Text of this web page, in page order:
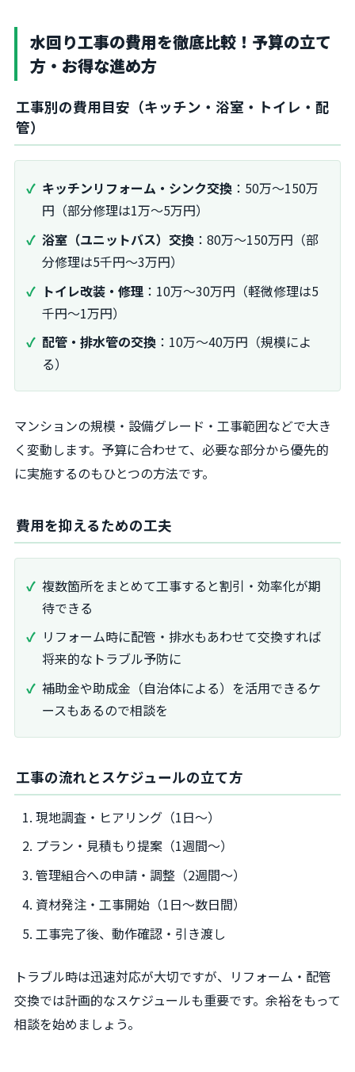
水回り工事の費用を徹底比較！予算の立て
方・お得な進め方
工事別の費用目安（キッチン・浴室・トイレ・配
管）
キッチンリフォーム・シンク交換 ：50万～150万
円（部分修理は1万～5万円）
浴室（ユニットバス）交換 ：80万～150万円（部
分修理は5千円～3万円）
トイレ改装・修理 ：10万～30万円（軽微修理は5
千円～1万円）
配管・排水管の交換 ：10万～40万円（規模によ
る）
マンションの規模・設備グレード・工事範囲などで大き
く変動します。予算に合わせて、必要な部分から優先的
に実施するのもひとつの方法です。
費用を抑えるための工夫
複数箇所をまとめて工事すると割引・効率化が期
待できる
リフォーム時に配管・排水もあわせて交換すれば
将来的なトラブル予防に
補助金や助成金（自治体による）を活用できるケ
ースもあるので相談を
工事の流れとスケジュールの立て方
現地調査・ヒアリング（1日～）
プラン・見積もり提案（1週間～）
管理組合への申請・調整（2週間～）
資材発注・工事開始（1日～数日間）
工事完了後、動作確認・引き渡し
トラブル時は迅速対応が大切ですが、リフォーム・配管
交換では計画的なスケジュールも重要です。余裕をもって
相談を始めましょう。